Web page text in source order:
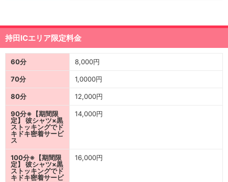
持田ICエリア限定料金
60分 8,000円
70分 1,0000円
80分 12,000円
90分※【期間限
定】 彼シャツ×黒
ストッキングでド
キドキ密着サービ
ス
14,000円
100分※【期間限
定】 彼シャツ×黒
ストッキングでド
キドキ密着サービ
16,000円